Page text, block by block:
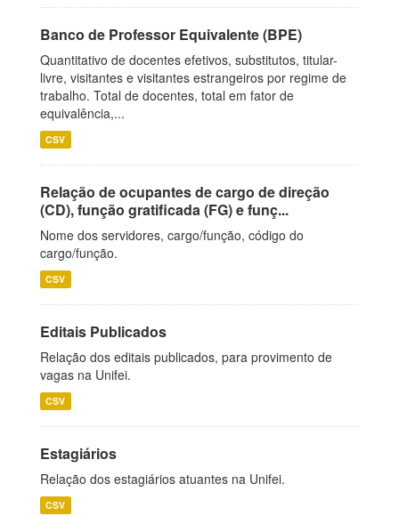
Banco de Professor Equivalente (BPE)
Quantitativo de docentes efetivos, substitutos, titular-
livre, visitantes e visitantes estrangeiros por regime de
trabalho. Total de docentes, total em fator de
equivalência,...
CSV
Relação de ocupantes de cargo de direção
(CD), função gratificada (FG) e funç...
Nome dos servidores, cargo/função, código do
cargo/função.
CSV
Editais Publicados
Relação dos editais publicados, para provimento de
vagas na Unifei.
CSV
Estagiários
Relação dos estagiários atuantes na Unifei.
CSV